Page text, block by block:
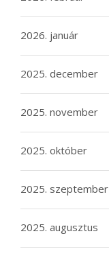
2026. január
2025. december
2025. november
2025. október
2025. szeptember
2025. augusztus